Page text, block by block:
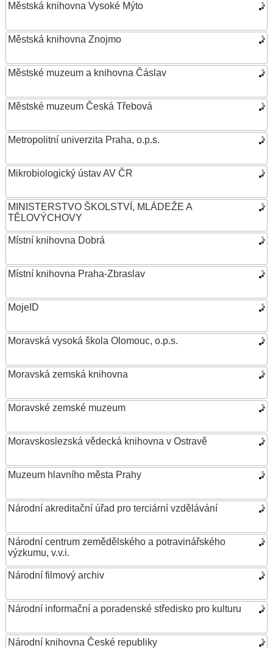
Městská knihovna Vysoké Mýto
Městská knihovna Znojmo
Městské muzeum a knihovna Čáslav
Městské muzeum Česká Třebová
Metropolitní univerzita Praha, o.p.s.
Mikrobiologický ústav AV ČR
MINISTERSTVO ŠKOLSTVÍ, MLÁDEŽE A
TĚLOVÝCHOVY
Místní knihovna Dobrá
Místní knihovna Praha-Zbraslav
MojeID
Moravská vysoká škola Olomouc, o.p.s.
Moravská zemská knihovna
Moravské zemské muzeum
Moravskoslezská vědecká knihovna v Ostravě
Muzeum hlavního města Prahy
Národní akreditační úřad pro terciární vzdělávání
Národní centrum zemědělského a potravinářského
výzkumu, v.v.i.
Národní filmový archiv
Národní informační a poradenské středisko pro kulturu
Národní knihovna České republiky